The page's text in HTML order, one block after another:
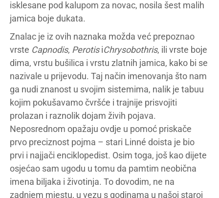
isklesane pod kalupom za novac, nosila šest malih
jamica boje dukata.
Znalac je iz ovih naznaka možda već prepoznao
vrste Capnodis, PerotisiChrysobothris, ili vrste boje
dima, vrstu bušilica i vrstu zlatnih jamica, kako bi se
nazivale u prijevodu. Taj način imenovanja što nam
ga nudi znanost u svojim sistemima, nalik je tabuu
kojim pokušavamo čvršće i trajnije prisvojiti
prolazan i raznolik dojam živih pojava.
Neposrednom opažaju ovdje u pomoć priskače
prvo preciznost pojma – stari Linné doista je bio
prvi i najjači enciklopedist. Osim toga, još kao dijete
osjećao sam ugodu u tomu da pamtim neobična
imena biljaka i životinja. To dovodim, ne na
zadnjem mjestu, u vezu s godinama u našoj staroj